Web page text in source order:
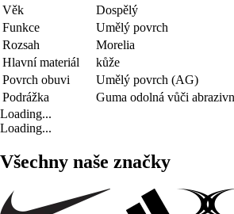
Věk
Dospělý
Funkce
Umělý povrch
Rozsah
Morelia
Hlavní materiál
kůže
Povrch obuvi
Umělý povrch (AG)
Podrážka
Guma odolná vůči
Loading...
Loading...
Všechny naše značky